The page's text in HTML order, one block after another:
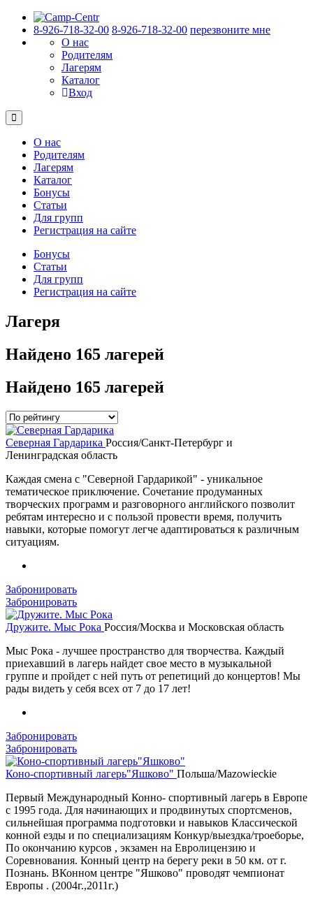
8-926-718-32-00 8-926-718-32-00 перезвоните мне
О нас
Родителям
Лагерям
Каталог
Вход
О нас
Родителям
Лагерям
Каталог
Бонусы
Статьи
Для групп
Регистрация на сайте
Бонусы
Статьи
Для групп
Регистрация на сайте
Лагеря
Найдено 165 лагерей
Найдено 165 лагерей
Северная Гардарика Россия/Санкт-Петербург и
Ленинградская область
Каждая смена с "Северной Гардарикой" - уникальное
тематическое приключение. Сочетание продуманных
творческих программ и разговорного английского позволит
ребятам интересно и с пользой провести время, получить
навыки, которые помогут легче адаптироваться к различным
ситуациям.
Забронировать
Забронировать
Дружите. Мыс Рока Россия/Москва и Московская область
Мыс Рока - лучшее пространство для творчества. Каждый
приехавший в лагерь найдет свое место в музыкальной
группе и пройдет с ней путь от репетиций до концертов! Мы
рады видеть у себя всех от 7 до 17 лет!
Забронировать
Забронировать
Коно-спортивный лагерь"Яшково" Польша/Mazowieckie
Первый Международный Конно- спортивный лагерь в Европе
с 1995 года. Для начинающих и продвинутых спортсменов,
сильнейшая программа подготовки и навыков Классической
конной езды и по специализациям Конкур/выездка/троеборье,
По окончанию курсов , экзамен на Евролицензию и
Соревнования. Конный центр на берегу реки в 50 км. от г.
Познань. ВКонном центре "Яшково" проводят чемпионат
Европы . (2004г.,2011г.)